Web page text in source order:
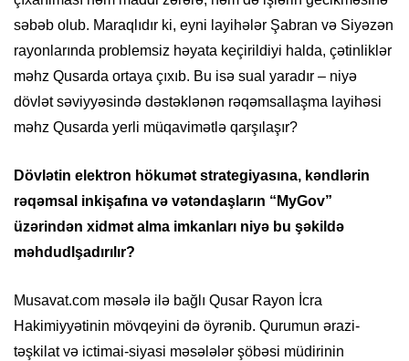
səbəb olub. Maraqlıdır ki, eyni layihələr Şabran və Siyəzən
rayonlarında problemsiz həyata keçirildiyi halda, çətinliklər
məhz Qusarda ortaya çıxıb. Bu isə sual yaradır – niyə
dövlət səviyyəsində dəstəklənən rəqəmsallaşma layihəsi
məhz Qusarda yerli müqavimətlə qarşılaşır?
Dövlətin elektron hökumət strategiyasına, kəndlərin
rəqəmsal inkişafına və vətəndaşların “MyGov”
üzərindən xidmət alma imkanları niyə bu şəkildə
məhdudlşadırılır?
Musavat.com məsələ ilə bağlı Qusar Rayon İcra
Hakimiyyətinin mövqeyini də öyrənib. Qurumun ərazi-
təşkilat və ictimai-siyasi məsələlər şöbəsi müdirinin